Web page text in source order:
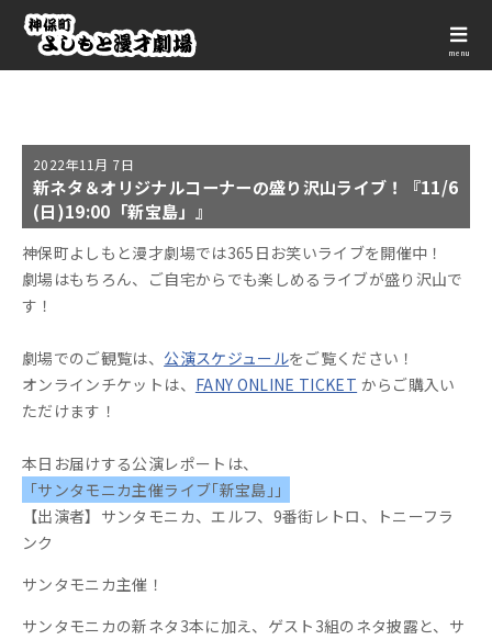
menu
2022年11月 7日
新ネタ＆オリジナルコーナーの盛り沢山ライブ！『11/6
(日)19:00「新宝島」』
神保町よしもと漫才劇場では365日お笑いライブを開催中！
劇場はもちろん、ご自宅からでも楽しめるライブが盛り沢山で
す！
劇場でのご観覧は、 公演スケジュールをご覧ください！
オンラインチケットは、 FANY ONLINE TICKET からご購入い
ただけます！
本日お届けする公演レポートは、
「サンタモニカ主催ライブ｢新宝島｣」
【出演者】サンタモニカ、エルフ、9番街レトロ、トニーフラ
ンク
サンタモニカ主催！
サンタモニカの新ネタ3本に加え、ゲスト3組のネタ披露と、サ